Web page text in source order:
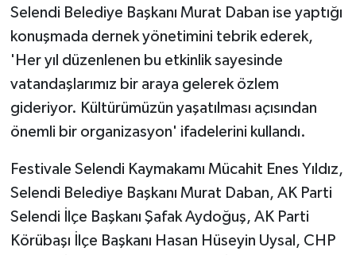
Selendi Belediye Başkanı Murat Daban ise yaptığı
konuşmada dernek yönetimini tebrik ederek,
'Her yıl düzenlenen bu etkinlik sayesinde
vatandaşlarımız bir araya gelerek özlem
gideriyor. Kültürümüzün yaşatılması açısından
önemli bir organizasyon' ifadelerini kullandı.
Festivale Selendi Kaymakamı Mücahit Enes Yıldız,
Selendi Belediye Başkanı Murat Daban, AK Parti
Selendi İlçe Başkanı Şafak Aydoğuş, AK Parti
Körübaşı İlçe Başkanı Hasan Hüseyin Uysal, CHP